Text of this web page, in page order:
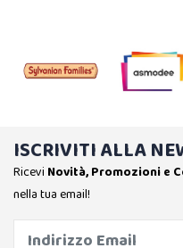
ISCRIVITI ALLA
Ricevi Novità, Promozioni e
nella tua email!